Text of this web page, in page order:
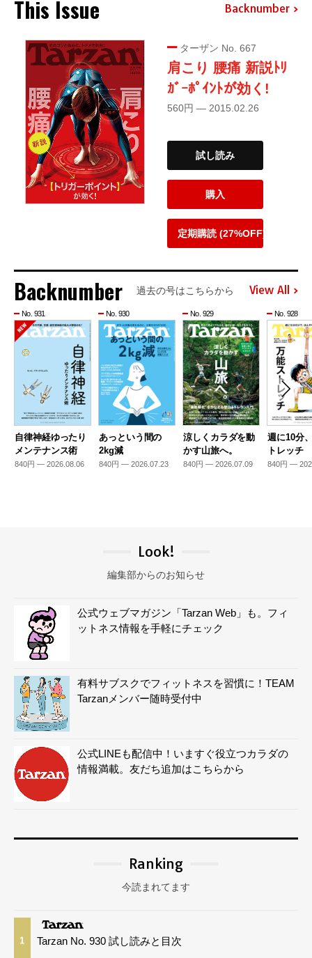
This Issue Backnumber
ターザン No. 667
肩こり 腰痛 新説ﾄﾘ
ｶﾞｰﾎﾟｲﾝﾄが効く!
560円 — 2015.02.26
試し読み
購入
定期購読 (27%OFF)
Backnumber 過去の号はこちらから View All
No. 931
自律神経ゆったり
メンテナンス術
840円 — 2026.08.06
No. 930
あっという間の
2kg減
840円 — 2026.07.23
No. 929
涼しくカラダを動
かす山旅へ。
840円 — 2026.07.09
No. 928
週に10分
トレッチ
840円 —
Look!
編集部からのお知らせ
公式ウェブマガジン「Tarzan Web」も。フィ
ットネス情報を手軽にチェック
有料サブスクでフィットネスを習慣に！TEAM
Tarzanメンバー随時受付中
公式LINEも配信中！いますぐ役立つカラダの
情報満載。友だち追加はこちらから
Ranking
今読まれてます
1 Tarzan No. 930 試し読みと目次